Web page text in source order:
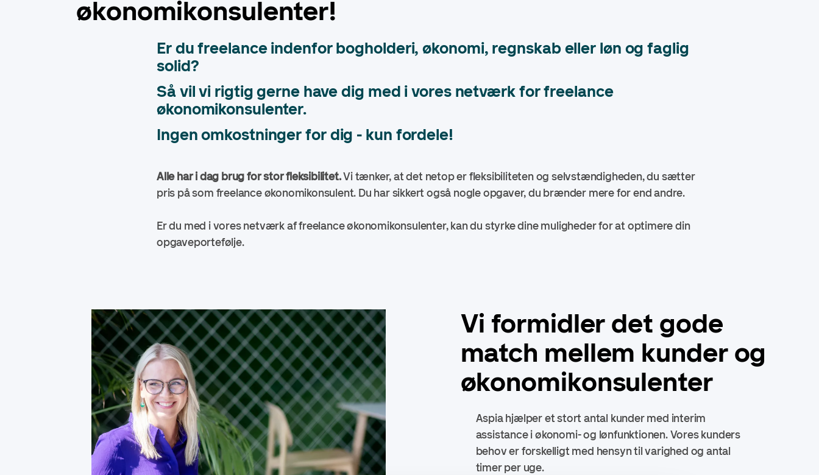
økonomikonsulenter!
Er du freelance indenfor bogholderi, økonomi, regnskab eller løn og faglig
solid?
Så vil vi rigtig gerne have dig med i vores netværk for freelance
økonomikonsulenter.
Ingen omkostninger for dig - kun fordele!
Alle har i dag brug for stor fleksibilitet.Vi tænker, at det netop er fleksibiliteten og selvstændigheden, du sætter
pris på som freelance økonomikonsulent. Du har sikkert også nogle opgaver, du brænder mere for end andre.
Er du med i vores netværk af freelance økonomikonsulenter, kan du styrke dine muligheder for at optimere din
opgaveportefølje.
Vi formidler det gode
match mellem kunder og
økonomikonsulenter
Aspia hjælper et stort antal kunder med interim
assistance i økonomi- og lønfunktionen. Vores kunders
behov er forskelligt med hensyn til varighed og antal
timer per uge.